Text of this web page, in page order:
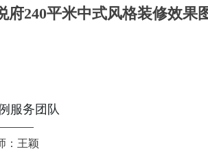
府240平米中式风格装修效果
服务团队
王颖